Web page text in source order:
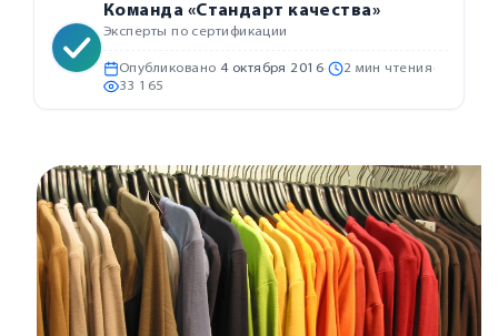
Команда «Стандарт качества»
Эксперты по сертификации
Опубликовано 4 октября 2016· 2 мин чтения·
33 165